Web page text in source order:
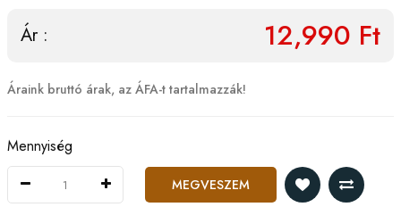
Ár : 12,990 Ft
Áraink bruttó árak, az ÁFA-t tartalmazzák!
Mennyiség
MEGVESZEM